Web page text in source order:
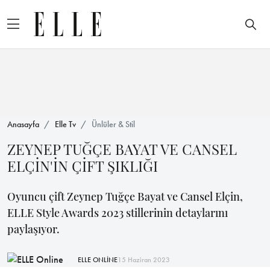
Anasayfa Elle Tv Ünlüler & Stil
ZEYNEP TUĞÇE BAYAT VE CANSEL
ELÇİN'İN ÇİFT ŞIKLIĞI
Oyuncu çift Zeynep Tuğçe Bayat ve Cansel Elçin,
ELLE Style Awards 2023 stillerinin detaylarını
paylaşıyor.
ELLE ONLİNE15 Haziran 2023